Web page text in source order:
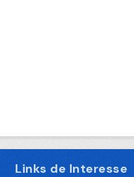
Links de Interesse